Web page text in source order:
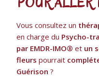
Vous consultez un
en charge du Psycho-
par EMDR-IMO® et un
fleurs pourrait
Guérison ?